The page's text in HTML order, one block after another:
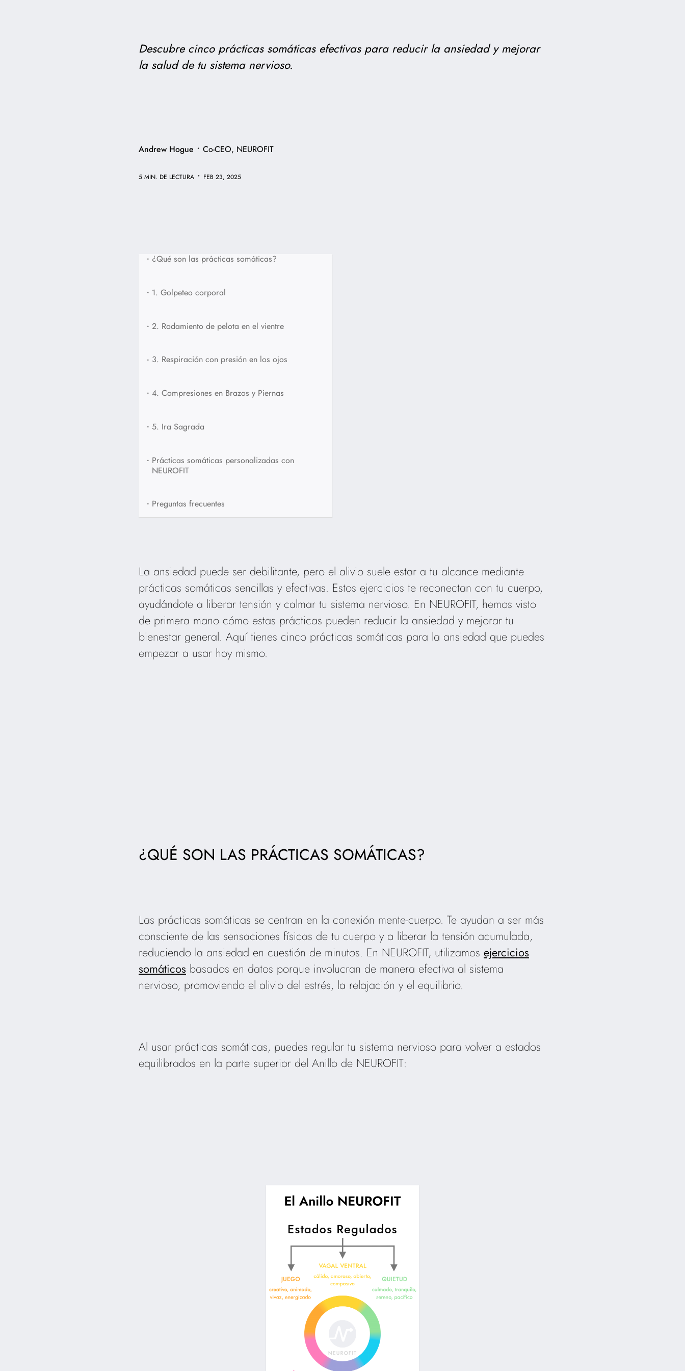
Descubre cinco prácticas somáticas efectivas para reducir la ansiedad y mejorar
la salud de tu sistema nervioso.
Andrew Hogue • Co-CEO, NEUROFIT
5 MIN. DE LECTURA • FEB 23, 2025
• ¿Qué son las prácticas somáticas?
• 1. Golpeteo corporal
• 2. Rodamiento de pelota en el vientre
• 3. Respiración con presión en los ojos
• 4. Compresiones en Brazos y Piernas
• 5. Ira Sagrada
• Prácticas somáticas personalizadas con
NEUROFIT
• Preguntas frecuentes
La ansiedad puede ser debilitante, pero el alivio suele estar a tu alcance mediante
prácticas somáticas sencillas y efectivas. Estos ejercicios te reconectan con tu cuerpo,
ayudándote a liberar tensión y calmar tu sistema nervioso. En NEUROFIT, hemos visto
de primera mano cómo estas prácticas pueden reducir la ansiedad y mejorar tu
bienestar general. Aquí tienes cinco prácticas somáticas para la ansiedad que puedes
empezar a usar hoy mismo.
¿QUÉ SON LAS PRÁCTICAS SOMÁTICAS?
Las prácticas somáticas se centran en la conexión mente-cuerpo. Te ayudan a ser más
consciente de las sensaciones físicas de tu cuerpo y a liberar la tensión acumulada,
reduciendo la ansiedad en cuestión de minutos. En NEUROFIT, utilizamos ejercicios
somáticos basados en datos porque involucran de manera efectiva al sistema
nervioso, promoviendo el alivio del estrés, la relajación y el equilibrio.
Al usar prácticas somáticas, puedes regular tu sistema nervioso para volver a estados
equilibrados en la parte superior del Anillo de NEUROFIT: